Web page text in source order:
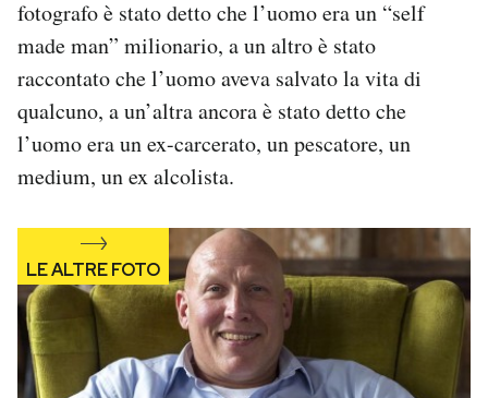
Area Personale
Newsletter
Notifiche mobile
Hai bisogno di aiuto?
Esci
fotografo è stato detto che l’uomo era un “self
made man” milionario, a un altro è stato
raccontato che l’uomo aveva salvato la vita di
qualcuno, a un’altra ancora è stato detto che
l’uomo era un ex-carcerato, un pescatore, un
medium, un ex alcolista.